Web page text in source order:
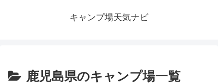
キャンプ場天気ナビ
鹿児島県のキャンプ場一覧